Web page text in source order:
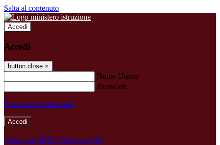
Salta al contenuto
Accedi
Accedi
button close ×
Nome Utente
Password
Password dimenticata?
-
Entra con SPID Entra con CIE